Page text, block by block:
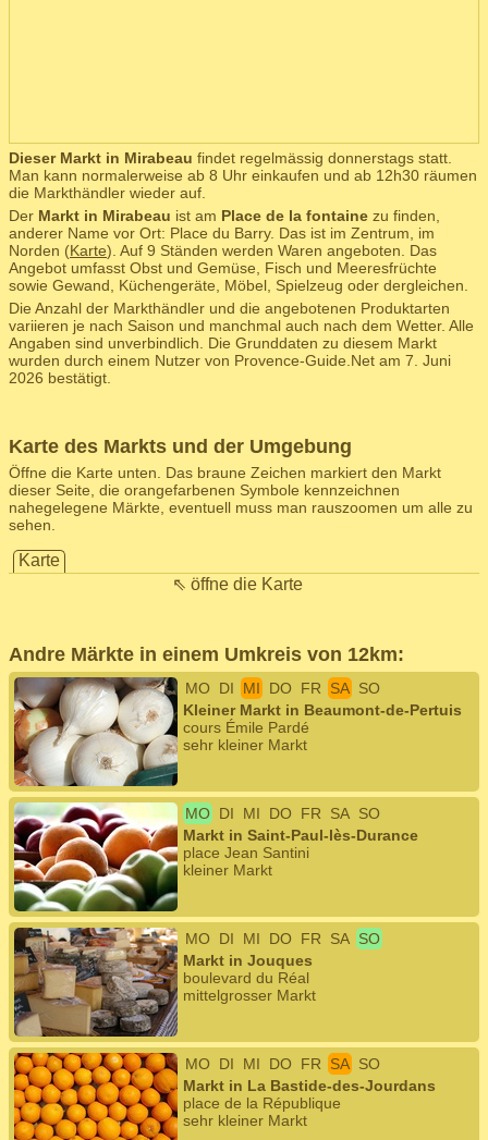
Dieser Markt in Mirabeau findet regelmässig donnerstags statt.
Man kann normalerweise ab 8 Uhr einkaufen und ab 12h30 räumen
die Markthändler wieder auf.
Der Markt in Mirabeau ist am Place de la fontaine zu finden,
anderer Name vor Ort: Place du Barry. Das ist im Zentrum, im
Norden (Karte). Auf 9 Ständen werden Waren angeboten. Das
Angebot umfasst Obst und Gemüse, Fisch und Meeresfrüchte
sowie Gewand, Küchengeräte, Möbel, Spielzeug oder dergleichen.
Die Anzahl der Markthändler und die angebotenen Produktarten
variieren je nach Saison und manchmal auch nach dem Wetter. Alle
Angaben sind unverbindlich. Die Grunddaten zu diesem Markt
wurden durch einem Nutzer von Provence-Guide.Net am 7. Juni
2026 bestätigt.
Karte des Markts und der Umgebung
Öffne die Karte unten. Das braune Zeichen markiert den Markt
dieser Seite, die orangefarbenen Symbole kennzeichnen
nahegelegene Märkte, eventuell muss man rauszoomen um alle zu
sehen.
Karte
⇖ öffne die Karte
Andre Märkte in einem Umkreis von 12km:
MO DI MI DO FR SA SO
Kleiner Markt in Beaumont-de-Pertuis
cours Émile Pardé
sehr kleiner Markt
MO DI MI DO FR SA SO
Markt in Saint-Paul-lès-Durance
place Jean Santini
kleiner Markt
MO DI MI DO FR SA SO
Markt in Jouques
boulevard du Réal
mittelgrosser Markt
MO DI MI DO FR SA SO
Markt in La Bastide-des-Jourdans
place de la République
sehr kleiner Markt